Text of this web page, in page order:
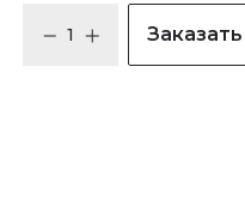
Заказать